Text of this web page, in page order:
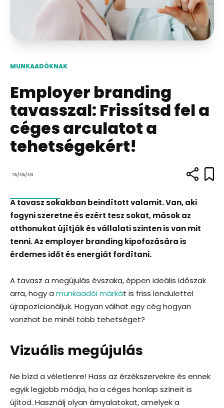
MUNKAADÓKNAK
Employer branding
tavasszal: Frissítsd fel a
céges arculatot a
tehetségekért!
25/05/03
A tavasz sokakban beindított valamit. Van, aki
fogyni szeretne és ezért tesz sokat, mások az
otthonukat újítják és vállalati szinten is van mit
tenni. Az employer branding kipofozására is
érdemes időt és energiát fordítani.
A tavasz a megújulás évszaka, éppen ideális időszak
arra, hogy a munkaadói márkát is friss lendülettel
újrapozícionáljuk. Hogyan válhat egy cég hogyan
vonzhat be minél több tehetséget?
Vizuális megújulás
Ne bízd a véletlenre! Hass az érzékszervekre és ennek
egyik legjobb módja, ha a céges honlap színeit is
újítod. Használj olyan árnyalatokat, amelyek a